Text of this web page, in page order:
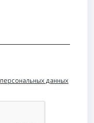
персональных данных